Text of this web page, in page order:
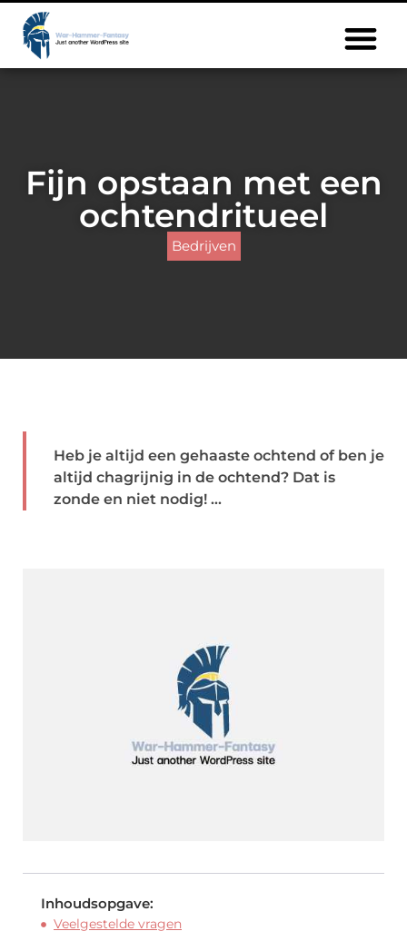
Fijn opstaan met een
ochtendritueel
Bedrijven
Heb je altijd een gehaaste ochtend of ben je
altijd chagrijnig in de ochtend? Dat is
zonde en niet nodig! ...
Inhoudsopgave:
Veelgestelde vragen